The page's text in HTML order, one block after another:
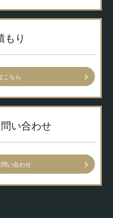
もり
こちら
い合わせ
い合わせ